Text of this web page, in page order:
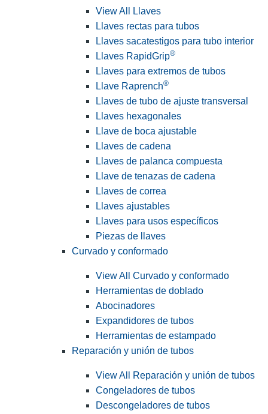
View All Llaves
Llaves rectas para tubos
Llaves sacatestigos para tubo interior
Llaves RapidGrip®
Llaves para extremos de tubos
Llave Raprench®
Llaves de tubo de ajuste transversal
Llaves hexagonales
Llave de boca ajustable
Llaves de cadena
Llaves de palanca compuesta
Llave de tenazas de cadena
Llaves de correa
Llaves ajustables
Llaves para usos específicos
Piezas de llaves
Curvado y conformado
View All Curvado y conformado
Herramientas de doblado
Abocinadores
Expandidores de tubos
Herramientas de estampado
Reparación y unión de tubos
View All Reparación y unión de tubos
Congeladores de tubos
Descongeladores de tubos